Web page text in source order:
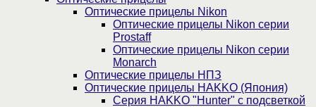
Оптические прицелы Nikon
Оптические прицелы Nikon серии
Prostaff
Оптические прицелы Nikon серии
Monarch
Оптические прицелы НПЗ
Оптические прицелы HAKKO (Япония)
Cерия HAKKO "Hunter" с подсветкой